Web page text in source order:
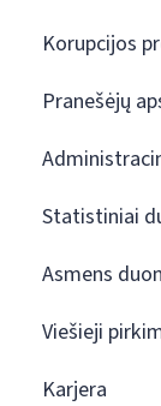
Korupcijos
Pranešėjų
Statistiniai
Asmens
Viešieji
Karjera